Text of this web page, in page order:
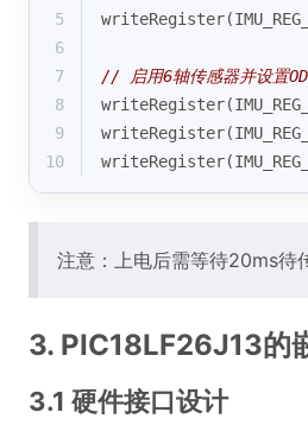
5
6
7
// 启用6轴传感器并设置
8
9
10
注意：上电后需等待20ms待
3. PIC18LF26J13的
3.1 硬件接口设计